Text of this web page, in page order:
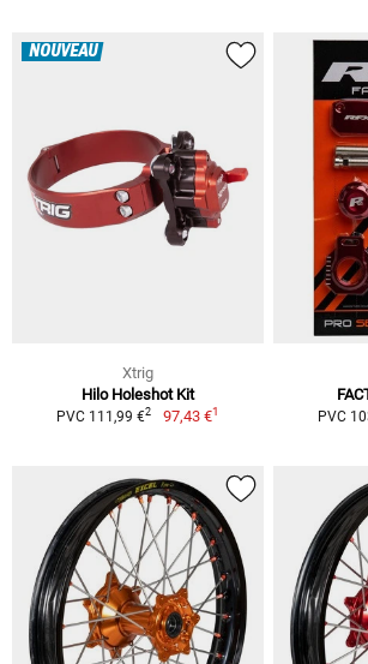
NOUVEAU
Xtrig
Hilo Holeshot Kit
PVC 111,99 €2 97,43 €1 PVC